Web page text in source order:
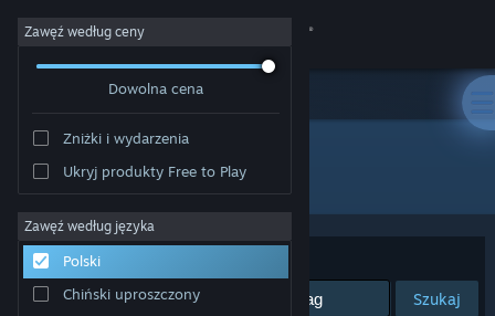
Zaloguj się
Społeczność
Informacje
Wsparcie
Zawęź według ceny
Dowolna cena
Zniżki i wydarzenia
Ukryj produkty Free to Play
Zawęź według języka
Polski
Chiński uproszczony
Producent: Google Inc.
Sortuj według:
Szukaj